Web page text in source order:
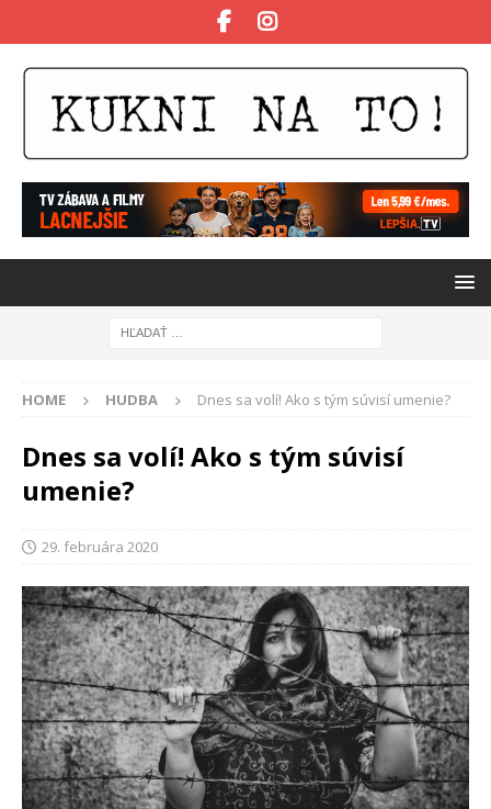
HOME HUDBA Dnes sa volí! Ako s tým súvisí umenie?
Dnes sa volí! Ako s tým súvisí
umenie?
29. februára 2020